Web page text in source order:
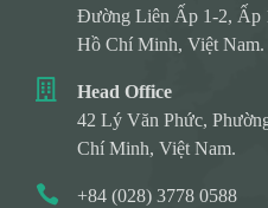
Đường Liên Ấp 1-2, Ấp
Hồ Chí Minh, Việt Nam.
Head Office
42 Lý Văn Phức,
Chí Minh, Việt Nam.
+84 (028) 3778 0588